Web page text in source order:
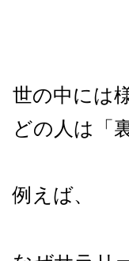
世の中には
どの人は「
例えば、